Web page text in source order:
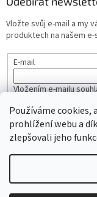
Používáme cookies,
prohlížení webu a
zlepšovali jeho
Vložte svůj e-mail a my
produktech na našem e-
E-mail
Vložením e-mailu
PŘIHLÁSIT SE